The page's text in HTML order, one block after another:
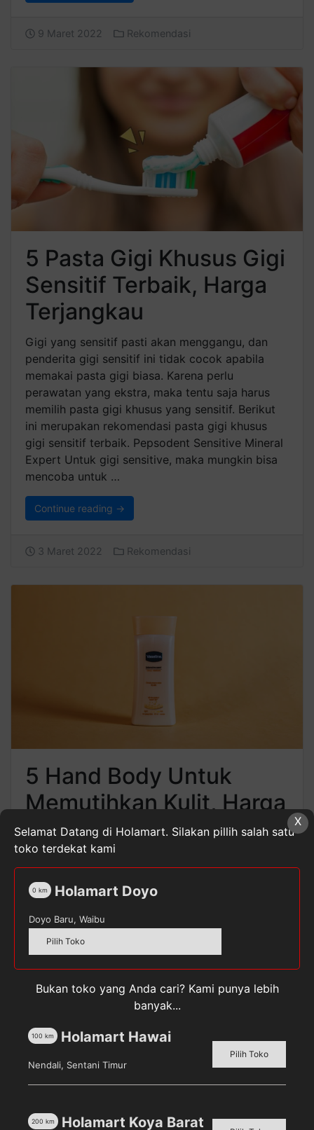
9 Maret 2022 Rekomendasi
5 Pasta Gigi Khusus Gigi
Sensitif Terbaik, Harga
Terjangkau
Gigi yang sensitif pasti akan menggangu, dan
penderita gigi sensitif ini tidak cocok apabila
memakai pasta gigi biasa. Karena perlu
perawatan yang ekstra, maka tentu saja harus
memilih pasta gigi khusus yang sensitif. Berikut
ini merupakan rekomendasi pasta gigi khusus
gigi sensitif terbaik. Pepsodent Sensitive Mineral
Expert Untuk gigi sensitive, maka mungkin bisa
mencoba untuk …
Continue reading →
3 Maret 2022 Rekomendasi
5 Hand Body Untuk
Memutihkan Kulit, Harga
Terjangkau
memberikan informasinya. Kulit yang putih dan
semua wanita. Berikut merupakan brand hand
body yang bisa dicoba untuk memutihkan kulit.
kulit putih …
Continue reading →
23 Februari 2022
X
Selamat Datang di Holamart. Silakan pillih salah satu
toko terdekat kami
Holamart Doyo
0 km
Doyo Baru, Waibu
Pilih Toko
Bukan toko yang Anda cari? Kami punya lebih
banyak...
Holamart Hawai
100 km
Nendali, Sentani Timur
Pilih Toko
Holamart Koya Barat
200 km